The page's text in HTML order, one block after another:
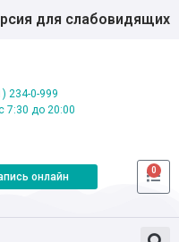
для слабовидящих
234-0-999
7:30 до 20:00
онлайн
0